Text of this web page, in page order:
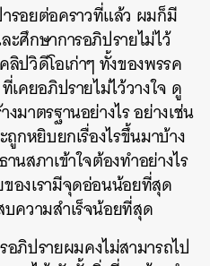
รอยต่อคราวที่แล้ว ผมก็มี
ะศึกษาการอภิปรายไม่ไว้
ปวิดีโอเก่าๆ ทั้งของพรรค
คยอภิปรายไม่ไว้วางใจ ดู
มาตรฐานอย่างไร อย่างเช่น
ถูกหยิบยกเรื่องไรขึ้นมาบ้าง
นสภาเข้าใจต้องทำอย่างไร
องเรามีจุดอ่อนน้อยที่สุด
บความสำเร็จน้อยที่สุด
อภิปรายผมคงไม่สามารถไป